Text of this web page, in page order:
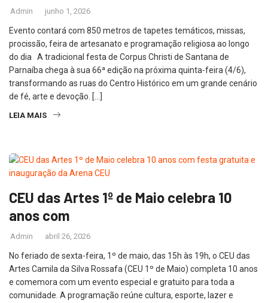
Admin junho 1, 2026
Evento contará com 850 metros de tapetes temáticos, missas,
procissão, feira de artesanato e programação religiosa ao longo
do dia A tradicional festa de Corpus Christi de Santana de
Parnaíba chega à sua 66ª edição na próxima quinta-feira (4/6),
transformando as ruas do Centro Histórico em um grande cenário
de fé, arte e devoção. […]
LEIA MAIS
CEU das Artes 1º de Maio celebra 10
anos com
Admin abril 26, 2026
No feriado de sexta-feira, 1º de maio, das 15h às 19h, o CEU das
Artes Camila da Silva Rossafa (CEU 1º de Maio) completa 10 anos
e comemora com um evento especial e gratuito para toda a
comunidade. A programação reúne cultura, esporte, lazer e